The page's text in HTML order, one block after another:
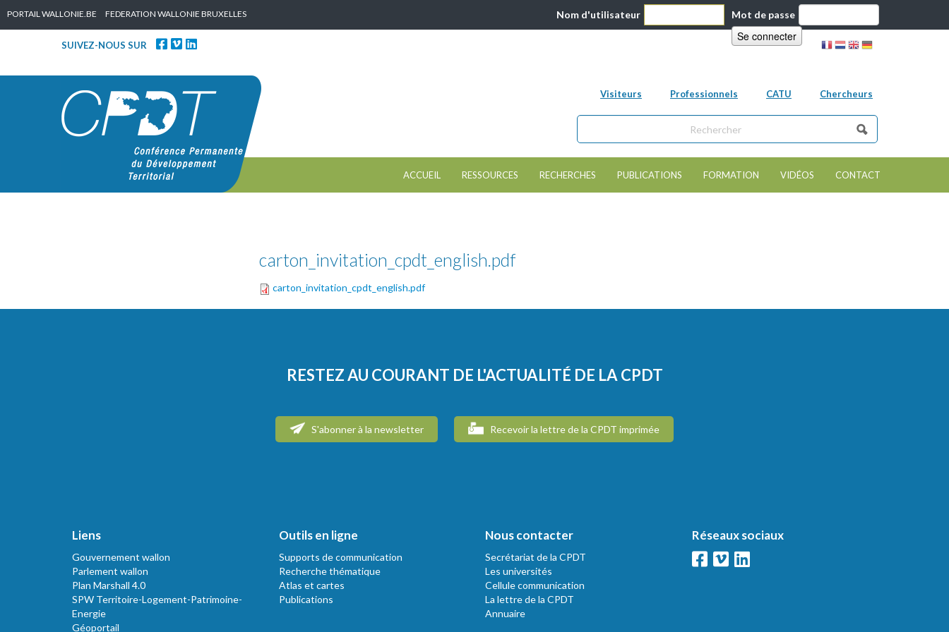
PORTAIL WALLONIE.BE FEDERATION WALLONIE BRUXELLES Nom d'utilisateur Mot de passe
SUIVEZ-NOUS SUR
Visiteurs Professionnels CATU Chercheurs
Formulaire de recherche
Chercher dans ce site
ACCUEIL RESSOURCES RECHERCHES PUBLICATIONS FORMATION VIDÉOS CONTACT
carton_invitation_cpdt_english.pdf
carton_invitation_cpdt_english.pdf
RESTEZ AU COURANT DE L'ACTUALITÉ DE LA CPDT
S'abonner à la newsletter Recevoir la lettre de la CPDT imprimée
Liens
Gouvernement wallon
Parlement wallon
Plan Marshall 4.0
SPW Territoire-Logement-Patrimoine-
Energie
Géoportail
Outils en ligne
Supports de communication
Recherche thématique
Atlas et cartes
Publications
Nous contacter
Secrétariat de la CPDT
Les universités
Cellule communication
La lettre de la CPDT
Annuaire
Réseaux sociaux